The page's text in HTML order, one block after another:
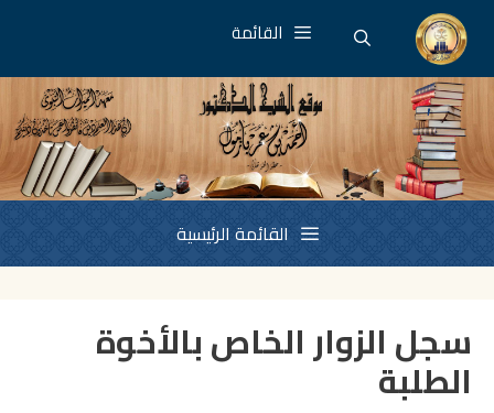
انتقل
المحتوى
القائمة
القائمة الرئيسية
سجل الزوار الخاص بالأخوة
الطلبة